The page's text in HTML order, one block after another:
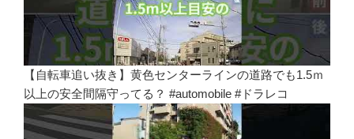
【自転車追い抜き】黄色センターラインの道路でも1.5ｍ
以上の安全間隔守ってる？ #automobile #ドラレコ